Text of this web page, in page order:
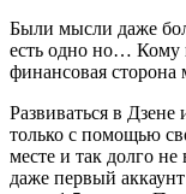
Были мысли даже
есть одно но… Кому
финансовая сторона
Развиваться в
только с помощью
месте и так долго
даже первый